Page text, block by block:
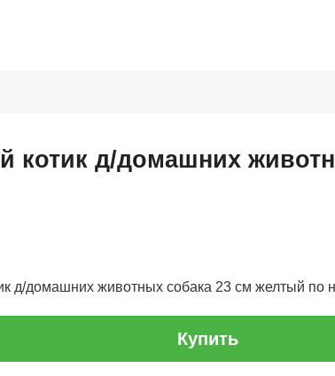
котик д/домашних
д/домашних животных собака 23 см желтый по
Купить